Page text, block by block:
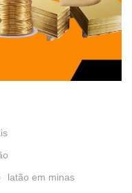
latão em minas